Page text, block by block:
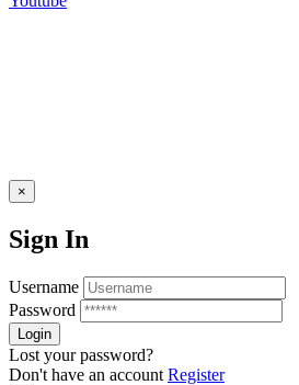
×
Sign In
Username
Password
Lost your password?
Don't have an account Register